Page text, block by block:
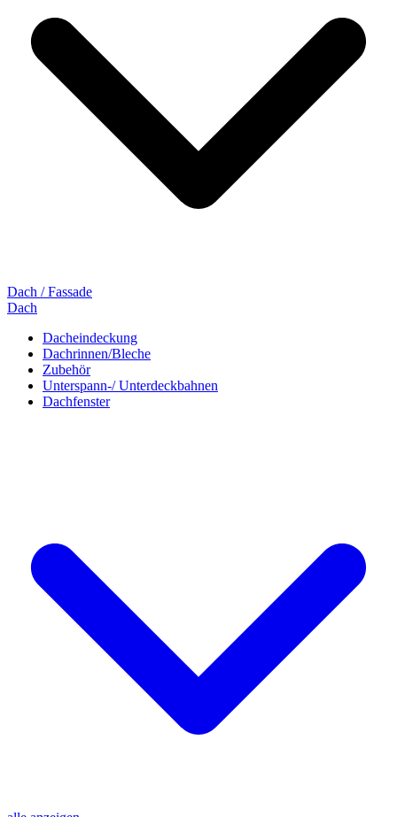
Dach / Fassade
Dach
Dacheindeckung
Dachrinnen/Bleche
Zubehör
Unterspann-/ Unterdeckbahnen
Dachfenster